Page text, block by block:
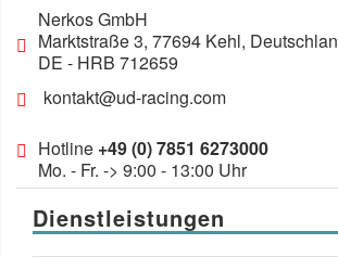
Nerkos GmbH
Marktstraße 3, 77694 Kehl,
DE - HRB 712659
kontakt@ud-racing.com
Hotline +49 (0) 7851 6273000
Mo. - Fr. -> 9:00 - 13:00 Uhr
Dienstleistungen